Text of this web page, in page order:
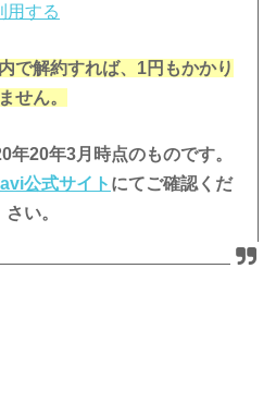
用する
で解約すれば、1円もかかり
ません。
年20年3月時点のものです。
公式サイト にてご確認くだ
さい。